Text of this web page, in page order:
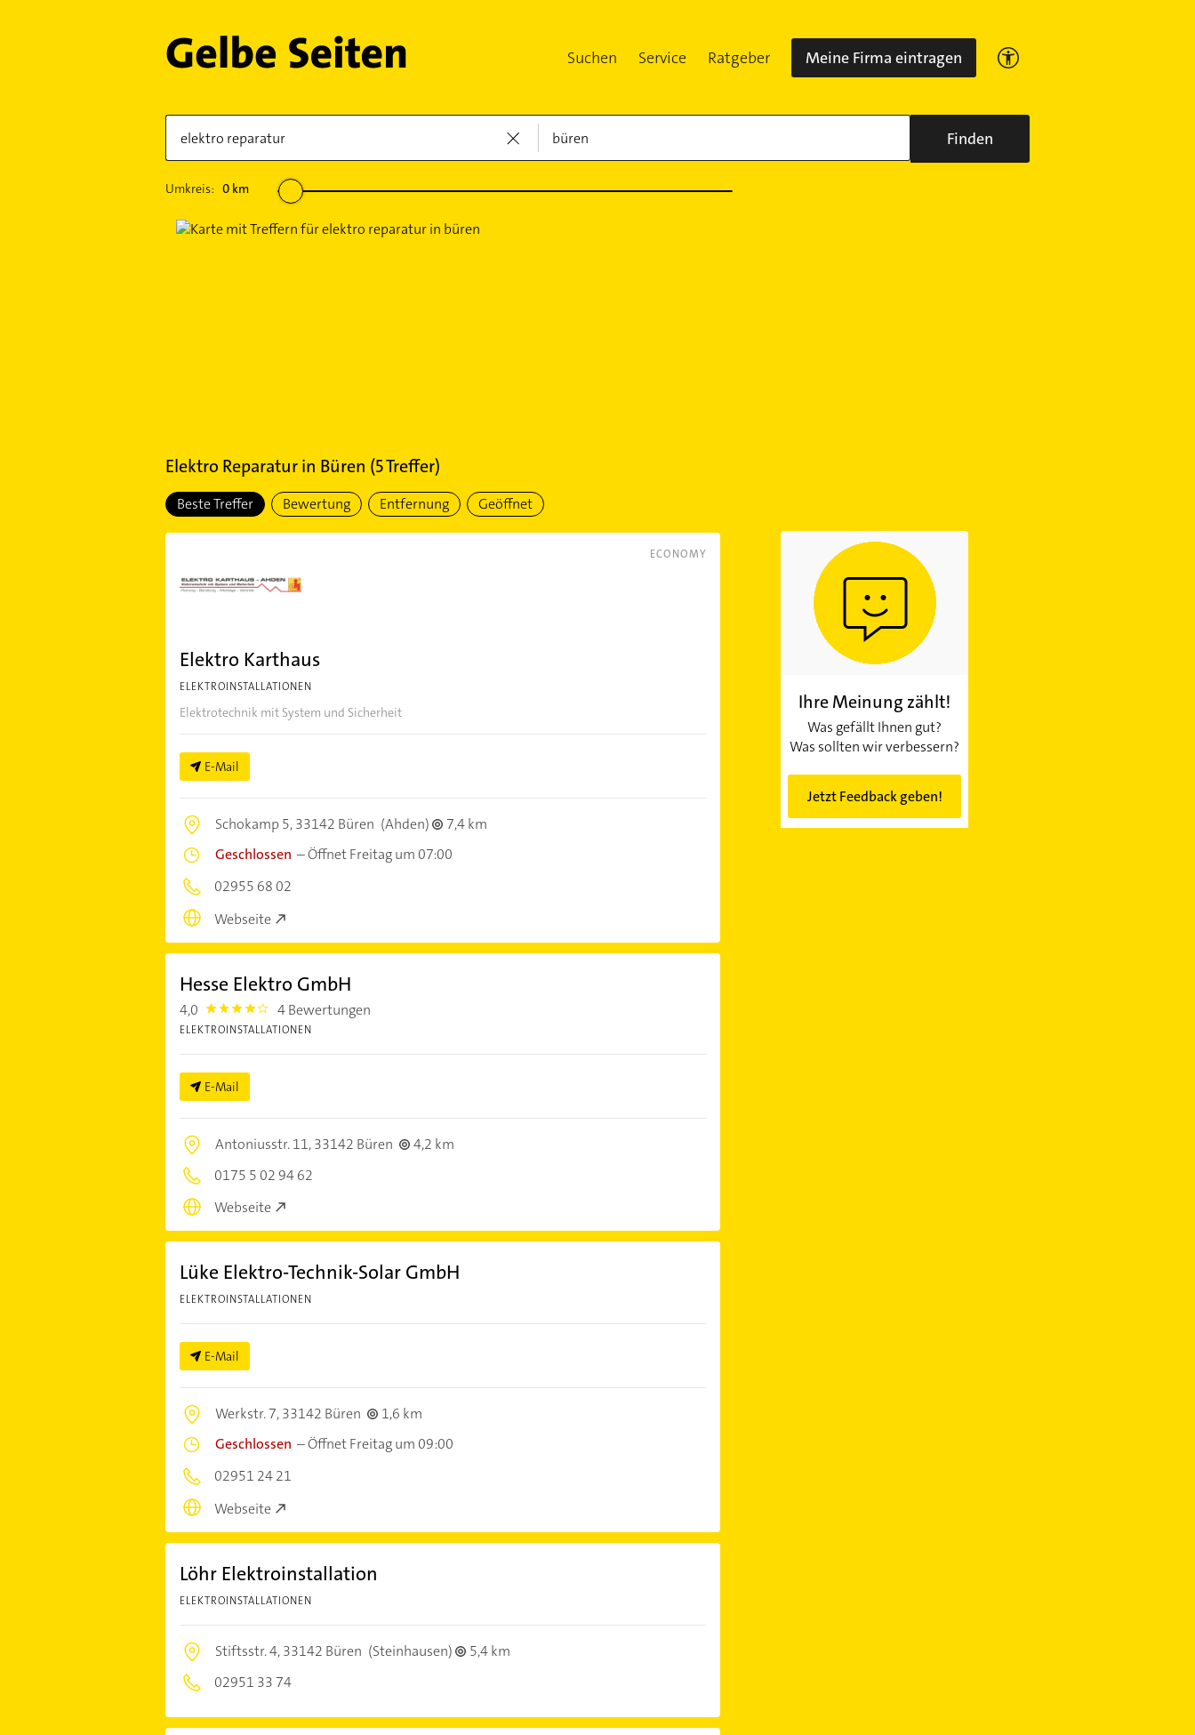
Suchen Service Ratgeber Meine Firma eintragen
Finden
Umkreis: 0km
Elektro Reparaturin Büren (5Treffer)
Beste Treffer Bewertung Entfernung Geöffnet
ECONOMY
Elektro Karthaus
ELEKTROINSTALLATIONEN
Elektrotechnik mit System und Sicherheit
E-Mail
Schokamp 5,33142 Büren (Ahden)
7,4 km
Geschlossen –Öffnet Freitag um 07:00
02955 68 02
Webseite
Hesse Elektro GmbH
4,0 4.0 4 Bewertungen
ELEKTROINSTALLATIONEN
E-Mail
Antoniusstr. 11,33142 Büren
4,2 km
0175 5 02 94 62
Webseite
Lüke Elektro-Technik-Solar GmbH
ELEKTROINSTALLATIONEN
E-Mail
Werkstr. 7,33142 Büren
1,6 km
Geschlossen –Öffnet Freitag um 09:00
02951 24 21
Webseite
Löhr Elektroinstallation
ELEKTROINSTALLATIONEN
Stiftsstr. 4,33142 Büren (Steinhausen)
5,4 km
02951 33 74
Ihre Meinung zählt!
Was gefällt Ihnen gut?
Was sollten wir verbessern?
Jetzt Feedback geben!